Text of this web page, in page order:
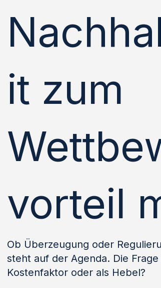
it zum
vorteil
Ob Überzeugung oder
steht auf der Agenda. Die
Kostenfaktor oder als Hebel?